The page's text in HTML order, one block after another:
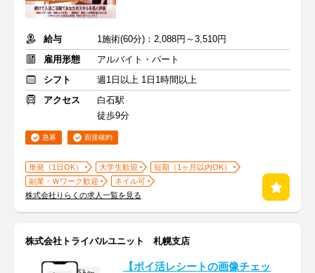
給与
1施術(60分)：2,088円～3,510円
雇用形態
アルバイト・パート
シフト
週1日以上 1日1時間以上
アクセス
白石駅
徒歩9分
急募 面接確約
単発（1日OK） 大学生歓迎
短期（1ヶ月以内OK）
副業・Ｗワーク歓迎
ネイル可
株式会社りらくの求人一覧を見る
株式会社トライバルユニット 札幌支店
【ポイ活レシートの画像チェッ